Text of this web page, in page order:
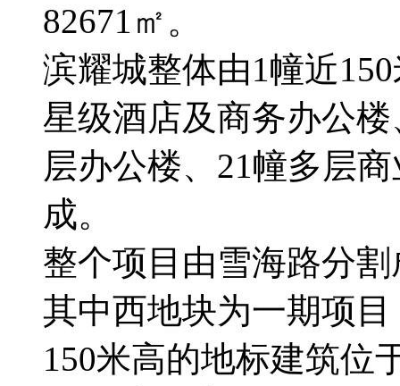
82671㎡。
滨耀城整体由1幢近
星级酒店及商务办公
层办公楼、21幢多层
成。
整个项目由雪海路分
其中西地块为一期项
150米高的地标建筑位